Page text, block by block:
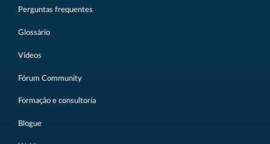
Perguntas frequentes
Glossário
Vídeos
Fórum Community
Formação e consultoria
Blogue